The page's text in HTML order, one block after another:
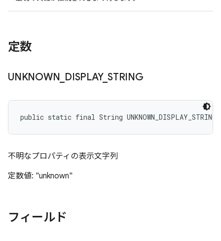
定数
UNKNOWN DISPLAY_ STRING
public static final String UNKNOWN_DISPLAY_STRING
不明なプロパティの表示文字列
定数値: "unknown"
フィールド